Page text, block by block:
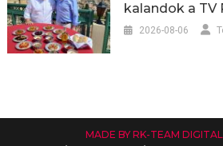
kalandok a TV
2026-08-06
MADE BY RK-TEAM